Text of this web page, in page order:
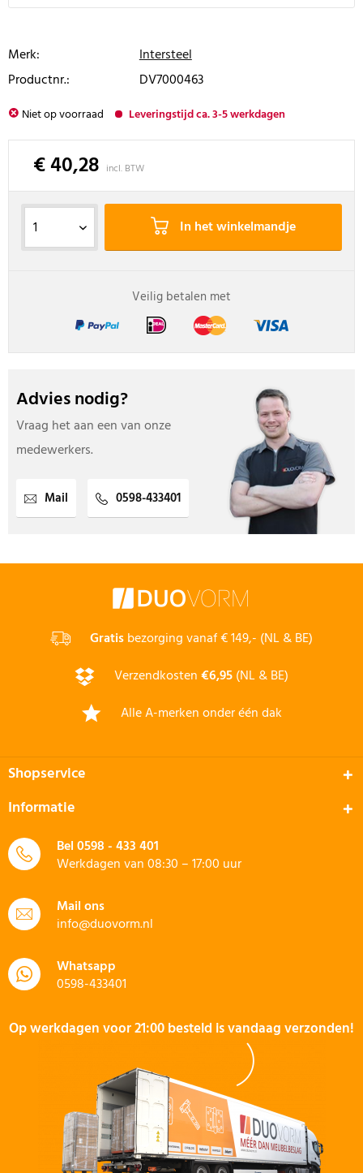
Merk:
Intersteel
Productnr.:
DV7000463
Niet op voorraad Leveringstijd ca. 3-5 werkdagen
€ 40,28 incl. BTW
In het winkelmandje
Veilig betalen met
Advies nodig?
Vraag het aan een van onze
medewerkers.
Mail 0598-433401
Gratisbezorging vanaf € 149,- (NL & BE)
Verzendkosten€6,95(NL & BE)
Alle A-merken onder één dak
Shopservice
Informatie
Bel0598 - 433 401
Werkdagen van 08:30 – 17:00 uur
Mail ons
info@duovorm.nl
Whatsapp
0598-433401
Op werkdagen voor 21:00 besteld is vandaag verzonden!